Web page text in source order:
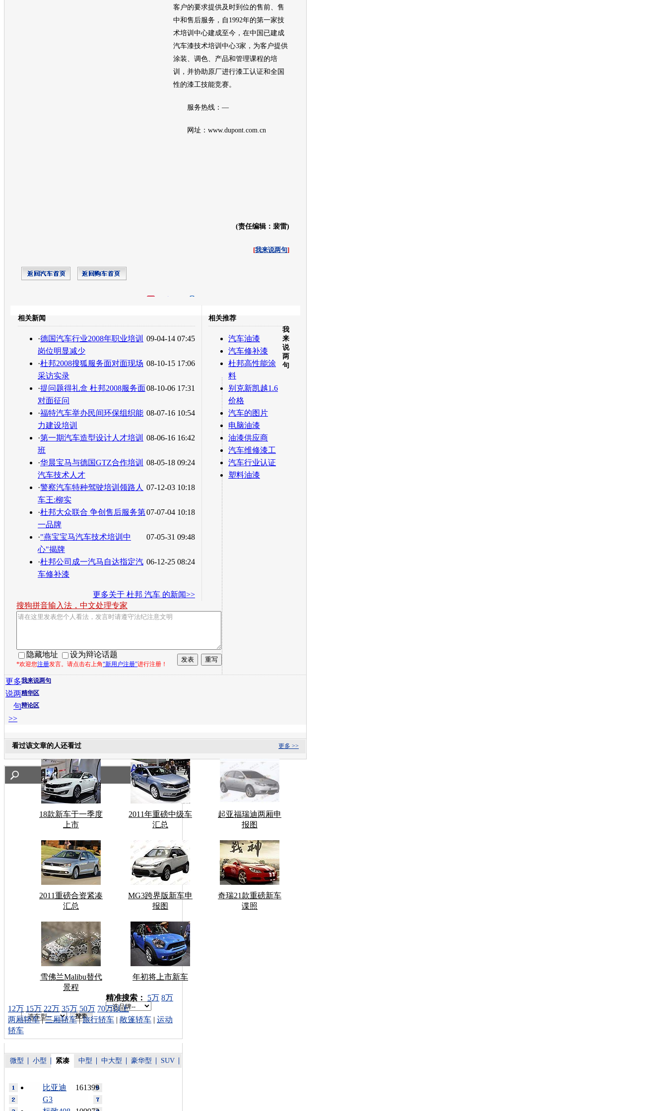
客户的要求提供及时到位的售前、售
中和售后服务，自1992年的第一家技
术培训中心建成至今，在中国已建成
汽车漆技术培训中心3家，为客户提供
涂装、调色、产品和管理课程的培
训，并协助原厂进行漆工认证和全国
性的漆工技能竞赛。
服务热线：—
网址：www.dupont.com.cn
(责任编辑：裴雷)
[我来说两句]
转发至： 白社会 百度i贴吧
相关新闻
09-04-14 07:45
·德国汽车行业2008年职业培训
岗位明显减少
08-10-15 17:06
·杜邦2008搜狐服务面对面现场
采访实录
08-10-06 17:31
·提问题得礼盒 杜邦2008服务面
对面征问
08-07-16 10:54
·福特汽车举办民间环保组织能
力建设培训
08-06-16 16:42
·第一期汽车造型设计人才培训
班
08-05-18 09:24
·华晨宝马与德国GTZ合作培训
汽车技术人才
07-12-03 10:18
·警察汽车特种驾驶培训领路人
车王:柳实
07-07-04 10:18
·杜邦大众联合 争创售后服务第
一品牌
07-05-31 09:48
·"燕宝宝马汽车技术培训中
心"揭牌
06-12-25 08:24
·杜邦公司成一汽马自达指定汽
车修补漆
更多关于 杜邦 汽车 的新闻>>
相关推荐
汽车油漆
汽车修补漆
杜邦高性能涂
料
别克新凯越1.6
价格
汽车的图片
电脑油漆
油漆供应商
汽车维修漆工
汽车行业认证
塑料油漆
我
来
说
两
句
搜狗拼音输入法，中文处理专家
隐藏地址 设为辩论话题
*欢迎您注册发言。请点击右上角“新用户注册”进行注册！
我来说两句
精华区
辩论区
更多
说两
句
>>
更多 >>
看过该文章的人还看过
18款新车于一季度
上市
2011年重磅中级车
汇总
起亚福瑞迪两厢申
报图
2011重磅合资紧凑
汇总
MG3跨界版新车申
报图
奇瑞21款重磅新车
谍照
雪佛兰Malibu替代
景程
年初将上市新车
车型搜索：
精准搜索： 5万 8万
12万 15万 22万 35万 50万 70万以上
两厢轿车|三厢轿车|旅行轿车 | 敞篷轿车 | 运动
轿车
微型 小型 紧凑 中型 中大型 豪华型 SUV
161399
比亚迪
G3